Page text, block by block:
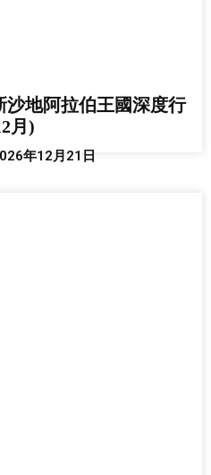
沙地阿拉伯王國深度行
月)
年12月21日